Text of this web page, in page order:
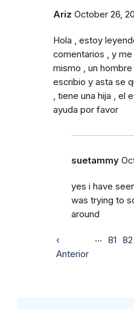
Ariz October 26,
Hola , estoy
comentarios , y
mismo , un
escribio y asta se
, tiene una hija , el
ayuda por favor
suetammy
yes i have
was trying to
around
‹
Anterior
… 81 82